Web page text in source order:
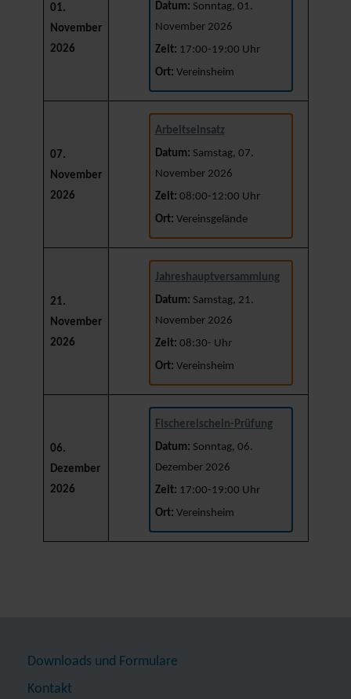
01.
November
2026
Datum: Sonntag, 01.
November 2026
Zeit: 17:00-19:00 Uhr
Ort: Vereinsheim
07.
November
2026
Arbeitseinsatz
Datum: Samstag, 07.
November 2026
Zeit: 08:00-12:00 Uhr
Ort: Vereinsgelände
21.
November
2026
Jahreshauptversammlung
Datum: Samstag, 21.
November 2026
Zeit: 08:30- Uhr
Ort: Vereinsheim
06.
Dezember
2026
Fischereischein-Prüfung
Datum: Sonntag, 06.
Dezember 2026
Zeit: 17:00-19:00 Uhr
Ort: Vereinsheim
Downloads und Formulare
Kontakt